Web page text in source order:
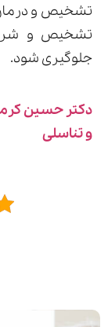
تشخیص و درمان
تشخیص و
جلوگیری شود.
دکتر حسین
و تناسلی